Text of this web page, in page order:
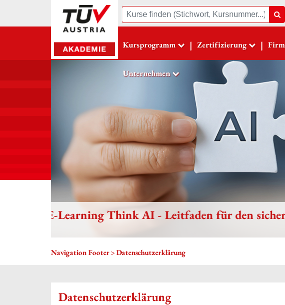
Suche
Kursprogramm | Zertifizierung |
Unternehmen
NEU: E-Learning Arbeitsverfahren in der
Navigation Footer Datenschutzerklärung
Datenschutzerklärung